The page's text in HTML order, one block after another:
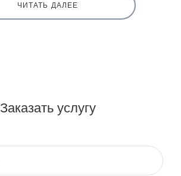
ЧИТАТЬ ДАЛЕЕ
Заказать услугу